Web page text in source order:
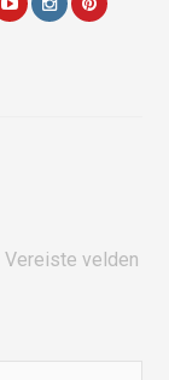
Vereiste velden